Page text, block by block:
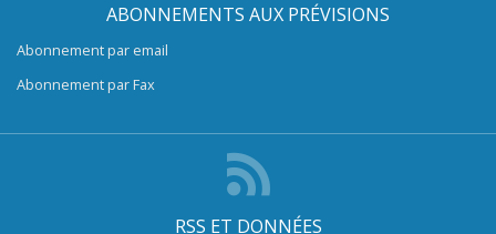
ABONNEMENTS AUX PRÉVISIONS
Abonnement par email
Abonnement par Fax
RSS ET DONNÉES